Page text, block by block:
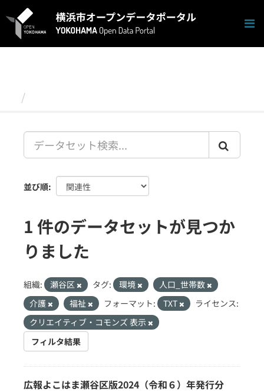
キ
並び順
1 件のデータセットが見つか
りました
組織: 瀬谷区 タグ: 環境
人口_世帯数
介護
福祉 フォーマット: TXT
ライセンス:
クリエイティブ・コモンズ 表示
フィルタ結果
広報よこはま瀬谷区版2024（令和６）年発行分